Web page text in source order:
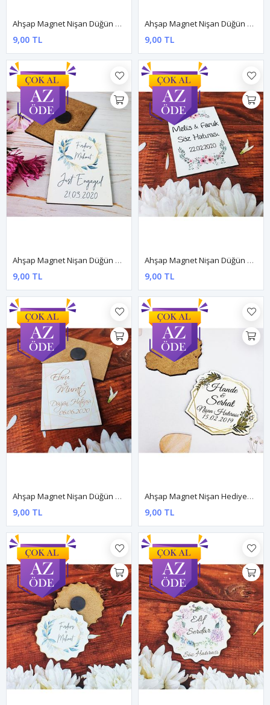
Ahşap Magnet Nişan Düğün Hediyesi 5x7cm Dnam011
9,00 TL
Ahşap Magnet Nişan Düğün Hediyesi 5x7cm Dnam012
9,00 TL
Ahşap Magnet Nişan Düğün Hediyesi 5x7cm Dnam013
9,00 TL
Ahşap Magnet Nişan Düğün Hediyesi 5x7cm Dnam014
9,00 TL
Ahşap Magnet Nişan Düğün Hediyesi 5x7cm Dnam015
9,00 TL
Ahşap Magnet Nişan Hediyesi - Nikah Şekeri Özel Kesim
9,00 TL